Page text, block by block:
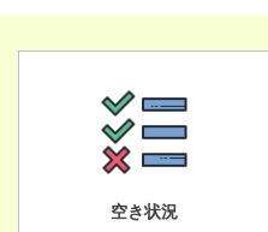
空き状況